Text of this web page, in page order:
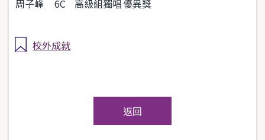
周子峰
6C 高級組獨唱優異獎
校外成就
返回